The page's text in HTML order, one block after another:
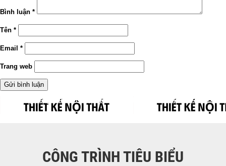
Bình luận *
Tên *
Email *
Trang web
hướng
Được đăng trong
THIẾT KẾ NỘI THẤT HIỆN ĐẠI – CÔNG TRÌNH P9, TÂN
CÔNG TRÌNH TIÊU BIỂU